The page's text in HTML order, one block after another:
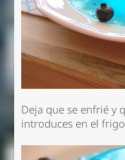
Deja que se enfrié y
introduces en el